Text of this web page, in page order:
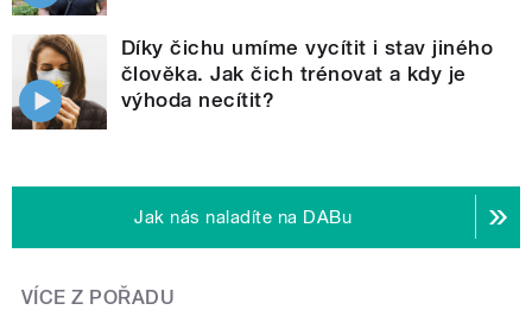
Díky čichu umíme vycítit i stav jiného
člověka. Jak čich trénovat a kdy je
výhoda necítit?
Jak nás naladíte na DABu
VÍCE Z POŘADU